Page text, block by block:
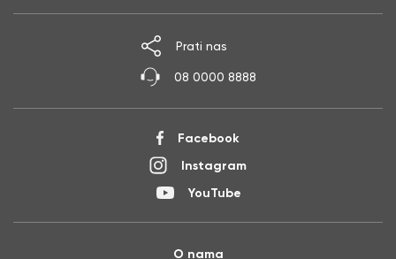
Facebook
Instagram
YouTube
Prati nas
08 0000 8888
O nama